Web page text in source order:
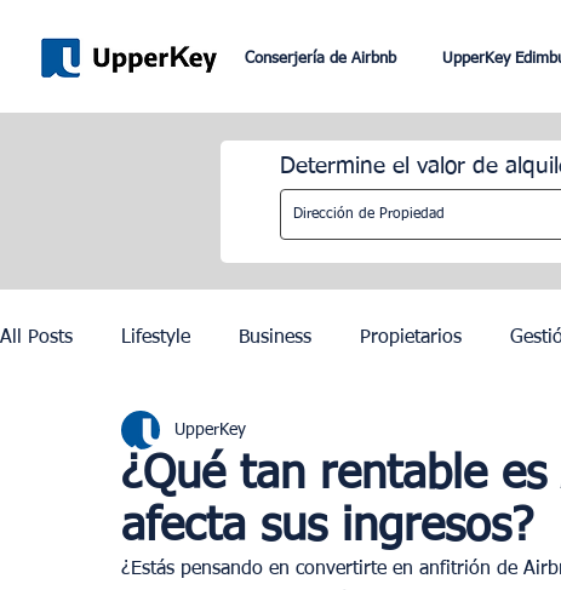
Conserjería de Airbnb UpperKey
Determine el valor de
All Posts Lifestyle Business Propietarios
Romaníes Dubai
Juegos Olímpicos de París 2024
¿Qué tan rentable
afecta sus ingresos?
UpperKey
¿Estás pensando en convertirte en anfitrión de